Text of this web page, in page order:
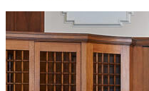
Klagen in bürgerlichen
Heute, 10:45 Uhr
Gütetermin
Klagen in bürgerlichen
Heute, 11:00 Uhr
Kammertermin